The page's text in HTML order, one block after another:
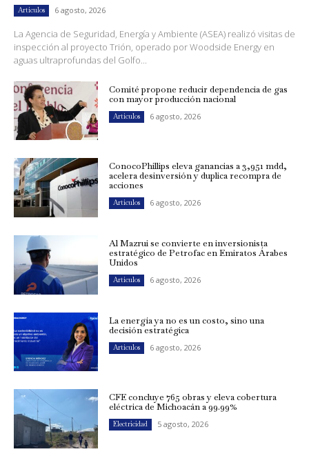
Artículos 6 agosto, 2026
La Agencia de Seguridad, Energía y Ambiente (ASEA) realizó visitas de
inspección al proyecto Trión, operado por Woodside Energy en
aguas ultraprofundas del Golfo...
Comité propone reducir dependencia de gas
con mayor producción nacional
Artículos 6 agosto, 2026
ConocoPhillips eleva ganancias a 3,951 mdd,
acelera desinversión y duplica recompra de
acciones
Artículos 6 agosto, 2026
Al Mazrui se convierte en inversionista
estratégico de Petrofac en Emiratos Árabes
Unidos
Artículos 6 agosto, 2026
La energía ya no es un costo, sino una
decisión estratégica
Artículos 6 agosto, 2026
CFE concluye 765 obras y eleva cobertura
eléctrica de Michoacán a 99.99%
Electricidad 5 agosto, 2026